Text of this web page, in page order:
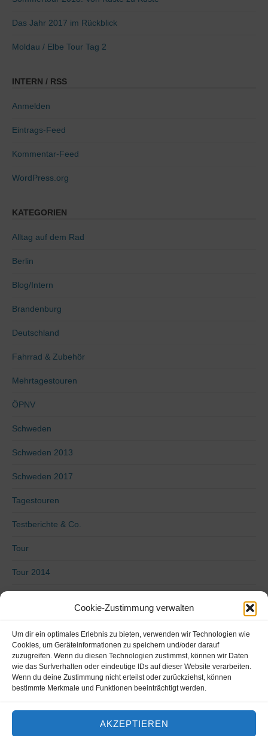
Cookie-Zustimmung verwalten
Um dir ein optimales Erlebnis zu bieten, verwenden wir Technologien wie
Cookies, um Geräteinformationen zu speichern und/oder darauf
zuzugreifen. Wenn du diesen Technologien zustimmst, können wir Daten
wie das Surfverhalten oder eindeutige IDs auf dieser Website verarbeiten.
Wenn du deine Zustimmung nicht erteilst oder zurückziehst, können
bestimmte Merkmale und Funktionen beeinträchtigt werden.
AKZEPTIEREN
Das Jahr 2017 im Rückblick
Moldau / Elbe Tour Tag 2
INTERN / RSS
Anmelden
Eintrags-Feed
Kommentar-Feed
WordPress.org
KATEGORIEN
Alltag auf dem Rad
Berlin
Blog/Intern
Brandenburg
Deutschland
Fahrrad & Zubehör
Mehrtagestouren
ÖPNV
Schweden
Schweden 2013
Schweden 2017
Tagestouren
Testberichte & Co.
Tour
Tour 2014
Uncategorized
Video
Von Küste zu Küste 2018
Vorbereitung